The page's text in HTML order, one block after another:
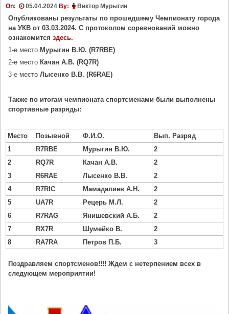
On: 05.04.2024 By: Виктор Мурыгин
Опубликованы результаты по прошедшему Чемпионату города
на УКВ от 03.03.2024. С протоколом соревнований можно
ознакомитсяздесь.
1-е место Мурыгин В.Ю. (R7RBE)
2-е место Качан А.В. (RQ7R)
3-е место Лысенко В.В. (R6RAE)
Также по итогам чемпионата спортсменами были выполнены
спортивные разряды:
Место Позывной Ф.И.О.
Вып. Разряд
1
R7RBE Мурыгин В.Ю.
2
2
RQ7R Качан А.В.
2
3
R6RAE Лысенко В.В.
2
4
R7RIC Мамадалиев А.Н.
2
5
UA7R Рецерь М.Л.
2
6
R7RAG Янишевский А.Б.
2
7
RX7R Шумейко В.
2
8
RA7RA Петров П.Б. 3
Поздравляем спортсменов!!!! Ждем с нетерпением всех в
следующем мероприятии!